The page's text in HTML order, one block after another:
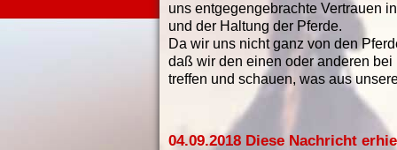
uns entgegengebrachte Vertrauen
und der Haltung der Pferde.
Da wir uns nicht ganz von den
daß wir den einen oder anderen
treffen und schauen, was aus
04.09.2018 Diese Nachricht